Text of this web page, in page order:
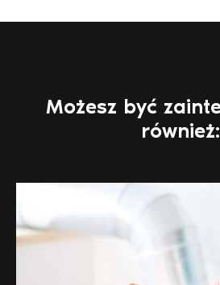
Możesz być
również: